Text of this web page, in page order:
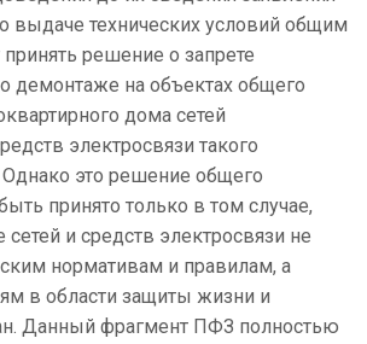
выдаче технических условий общим
решение о запрете
демонтаже на объектах общего
дома сетей
электросвязи такого
Однако это решение общего
принято только в том случае,
и средств электросвязи не
нормативам и правилам, а
в области защиты жизни и
Данный фрагмент ПФЗ полностью